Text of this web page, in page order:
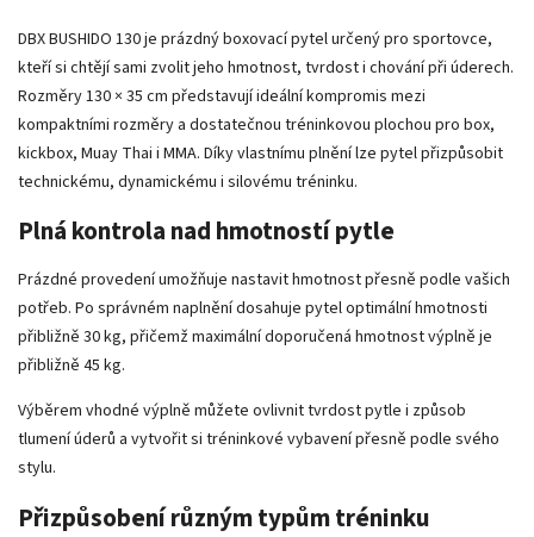
DBX BUSHIDO 130 je prázdný boxovací pytel určený pro sportovce,
kteří si chtějí sami zvolit jeho hmotnost, tvrdost i chování při úderech.
Rozměry 130 × 35 cm představují ideální kompromis mezi
kompaktními rozměry a dostatečnou tréninkovou plochou pro box,
kickbox, Muay Thai i MMA. Díky vlastnímu plnění lze pytel přizpůsobit
technickému, dynamickému i silovému tréninku.
Plná kontrola nad hmotností pytle
Prázdné provedení umožňuje nastavit hmotnost přesně podle vašich
potřeb. Po správném naplnění dosahuje pytel optimální hmotnosti
přibližně 30 kg, přičemž maximální doporučená hmotnost výplně je
přibližně 45 kg.
Výběrem vhodné výplně můžete ovlivnit tvrdost pytle i způsob
tlumení úderů a vytvořit si tréninkové vybavení přesně podle svého
stylu.
Přizpůsobení různým typům tréninku